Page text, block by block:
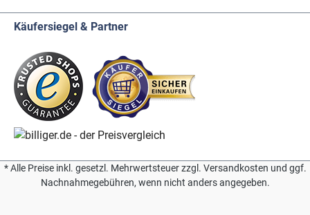
Käufersiegel & Partner
* Alle Preise inkl. gesetzl. Mehrwertsteuer zzgl. Versandkosten und ggf.
Nachnahmegebühren, wenn nicht anders angegeben.